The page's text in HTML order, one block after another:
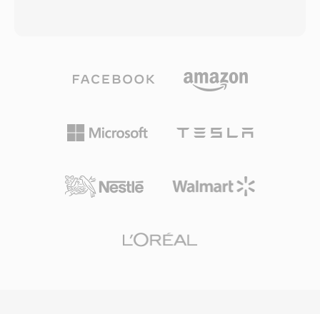
efektywnie pakowac tego nowszego kodeka. W
szczytowym okresie F4V napedzal znaczna
dostarczanych przez platformy streamingowe i
Kontener obsluguje zarowno progresywne
pobieranie, jak i dynamiczne dostarczanie
elastyczne opcje dystrybucji. Choc upadek
uzywaja rozszerzenia .wmv do oznaczenia
efektywnosc kompresji porownywalna z
wczesnymi implementacjami H.264,
umiarkowanych szybkosciach transmisji i
gleboko zintegrowany z systemem